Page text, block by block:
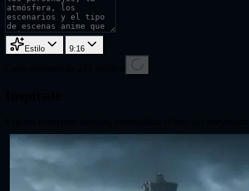
Estilo 9:16